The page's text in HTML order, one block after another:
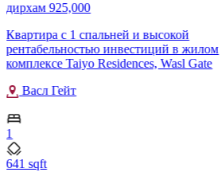
дирхам 925,000
Квартира с 1 спальней и высокой
рентабельностью инвестиций в жилом
комплексе Taiyo Residences, Wasl Gate
Васл Гейт
1
641 sqft